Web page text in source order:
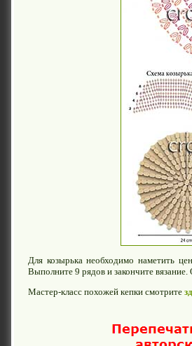
Для козырька необходимо наметить
Выполните 9 рядов и закончите
Мастер-класс похожей кепки смотрите